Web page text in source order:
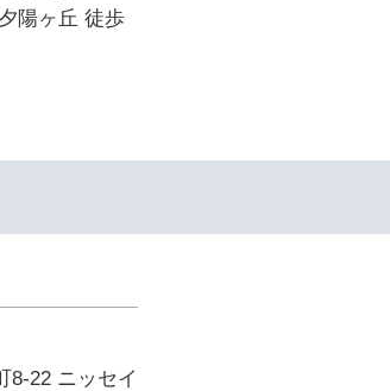
陽ヶ丘 徒歩
8-22 ニッセイ